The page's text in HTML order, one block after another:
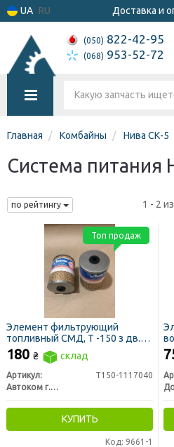
UA RU Доставка и
(050) 822-42-95
(068) 953-52-72
Главная Комбайны Нива СК-5
Система питания
по рейтингу 1 - 2
Элемент фильтрующий
топливный СМД, Т -150 з дв.
СМД, ДОН 1500, НИВА СК 5
сквозной (ЛААЗ)
180 ₴ склад
Артикул:
Т150-1117040
Автоком г. Ливны
КУПИТЬ
Код: 9661-1
Топ продаж